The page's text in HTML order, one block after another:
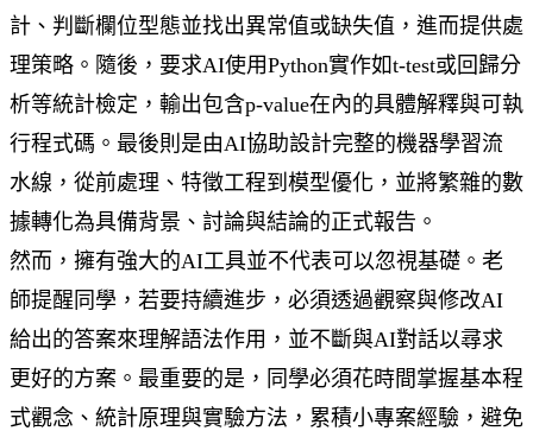
計、判斷欄位型態並找出異常值或缺失值，進而提供處
理策略。隨後，要求AI使用Python實作如t-test或回歸分
析等統計檢定，輸出包含p-value在內的具體解釋與可執
行程式碼。最後則是由AI協助設計完整的機器學習流
水線，從前處理、特徵工程到模型優化，並將繁雜的數
據轉化為具備背景、討論與結論的正式報告。
然而，擁有強大的AI工具並不代表可以忽視基礎。老
師提醒同學，若要持續進步，必須透過觀察與修改AI
給出的答案來理解語法作用，並不斷與AI對話以尋求
更好的方案。最重要的是，同學必須花時間掌握基本程
式觀念、統計原理與實驗方法，累積小專案經驗，避免